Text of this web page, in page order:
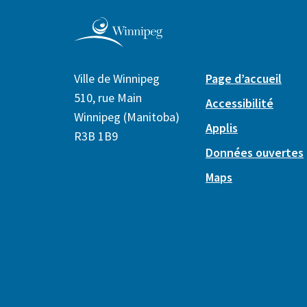
Ville de Winnipeg
510, rue Main
Winnipeg (Manitoba)
R3B 1B9
Page d’accueil
Accessibilité
Applis
Données ouvertes
Maps